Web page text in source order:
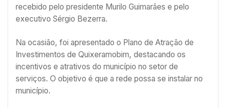
recebido pelo presidente Murilo Guimarães e pelo
executivo Sérgio Bezerra.
Na ocasião, foi apresentado o Plano de Atração de
Investimentos de Quixeramobim, destacando os
incentivos e atrativos do município no setor de
serviços. O objetivo é que a rede possa se instalar no
município.